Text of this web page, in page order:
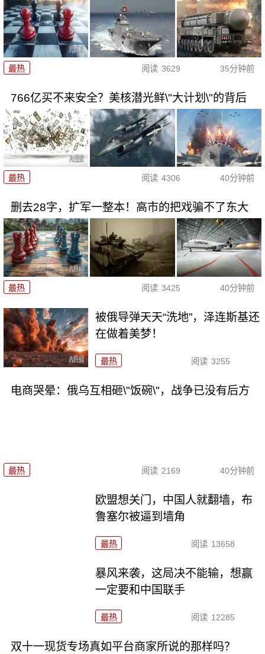
最热 阅读 3629 35分钟前
766亿买不来安全？美核潜光鲜\"大计划\"的背后
最热 阅读 4306 40分钟前
删去28字，扩军一整本！高市的把戏骗不了东大
最热 阅读 3425 40分钟前
被俄导弹天天“洗地”，泽连斯基还
在做着美梦！
最热 阅读 3255
电商哭晕：俄乌互相砸\"饭碗\"，战争已没有后方
最热 阅读 2169 40分钟前
欧盟想关门，中国人就翻墙，布
鲁塞尔被逼到墙角
最热 阅读 13658
暴风来袭，这局决不能输，想赢
一定要和中国联手
最热 阅读 12285
双十一现货专场真如平台商家所说的那样吗？